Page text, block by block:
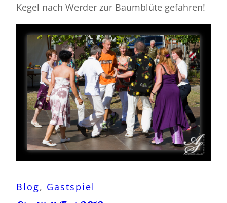
Kegel nach Werder zur Baumblüte gefahren!
Blog, Gastspiel